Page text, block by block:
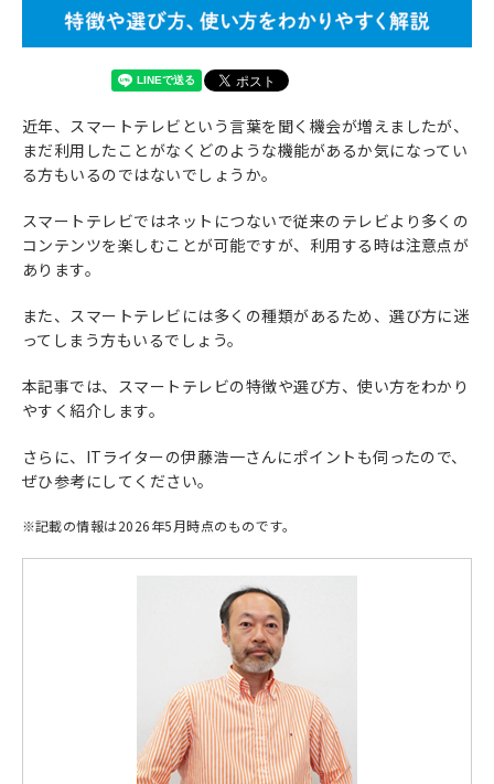
近年、スマートテレビという言葉を聞く機会が増えましたが、
まだ利用したことがなくどのような機能があるか気になってい
る方もいるのではないでしょうか。
スマートテレビではネットにつないで従来のテレビより多くの
コンテンツを楽しむことが可能ですが、利用する時は注意点が
あります。
また、スマートテレビには多くの種類があるため、選び方に迷
ってしまう方もいるでしょう。
本記事では、スマートテレビの特徴や選び方、使い方をわかり
やすく紹介します。
さらに、ITライターの伊藤浩一さんにポイントも伺ったので、
ぜひ参考にしてください。
※記載の情報は2026年5月時点のものです。